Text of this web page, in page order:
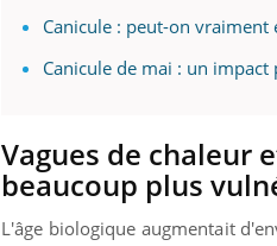
Canicule : peut-on vraiment
Canicule de mai : un
Vagues de chaleur
beaucoup plus
L'âge biologique augmentait